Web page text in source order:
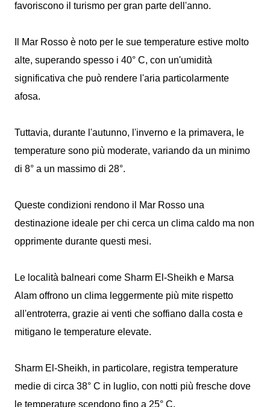
favoriscono il turismo per gran parte dell'anno.
Il Mar Rosso è noto per le sue temperature estive molto
alte, superando spesso i 40° C, con un'umidità
significativa che può rendere l'aria particolarmente
afosa.
Tuttavia, durante l'autunno, l'inverno e la primavera, le
temperature sono più moderate, variando da un minimo
di 8° a un massimo di 28°.
Queste condizioni rendono il Mar Rosso una
destinazione ideale per chi cerca un clima caldo ma non
opprimente durante questi mesi.
Le località balneari come Sharm El-Sheikh e Marsa
Alam offrono un clima leggermente più mite rispetto
all'entroterra, grazie ai venti che soffiano dalla costa e
mitigano le temperature elevate.
Sharm El-Sheikh, in particolare, registra temperature
medie di circa 38° C in luglio, con notti più fresche dove
le temperature scendono fino a 25° C.